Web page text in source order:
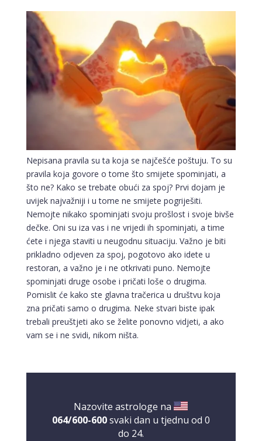
Nepisana pravila su ta koja se najčešće poštuju. To su
pravila koja govore o tome što smijete spominjati, a
što ne? Kako se trebate obući za spoj? Prvi dojam je
uvijek najvažniji i u tome ne smijete pogriješiti.
Nemojte nikako spominjati svoju prošlost i svoje bivše
dečke. Oni su iza vas i ne vrijedi ih spominjati, a time
ćete i njega staviti u neugodnu situaciju. Važno je biti
prikladno odjeven za spoj, pogotovo ako idete u
restoran, a važno je i ne otkrivati puno. Nemojte
spominjati druge osobe i pričati loše o drugima.
Pomislit će kako ste glavna tračerica u društvu koja
zna pričati samo o drugima. Neke stvari biste ipak
trebali preuštjeti ako se želite ponovno vidjeti, a ako
vam se i ne svidi, nikom ništa.
Nazovite astrologe na
064/600-600svaki dan u tjednu od 0
do 24.